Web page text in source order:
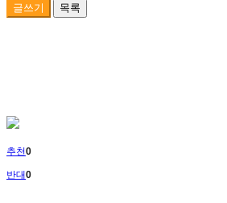
글쓰기 목록
추천0
반대0